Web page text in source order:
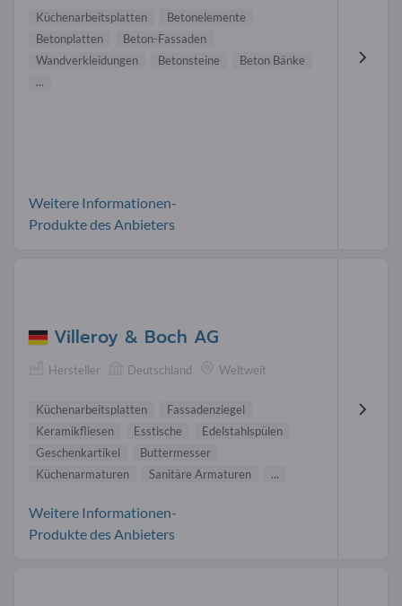
Küchenarbeitsplatten
Betonelemente
Betonplatten
Beton-Fassaden
Wandverkleidungen
Betonsteine
Beton Bänke
...
Weitere Informationen-
Produkte des Anbieters
Villeroy & Boch AG
Hersteller Deutschland Weltweit
Küchenarbeitsplatten
Fassadenziegel
Keramikfliesen
Esstische
Edelstahlspülen
Geschenkartikel
Buttermesser
Küchenarmaturen
Sanitäre Armaturen ...
Weitere Informationen-
Produkte des Anbieters